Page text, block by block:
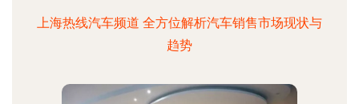
上海热线汽车频道 全方位解析汽车销售市场现状与
趋势